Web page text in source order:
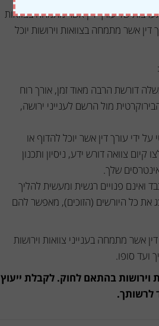
של עורך דין אשר מתמחה בצוואות
אשר מתמחה בצוואות וירושות יוכל
דורשת הרבה מאוד זמן, אורך רוח
מול הרשם לענייני ירושה,
ידי עורך דין אשר יוכל להדוף או
צוואה דורש ידע, ניסיון ותכנון
שלך.
ואינם פנויים רגשית ומעשית להליך
את כל היורשים (הזוכים), מאפשר להם
אשר מתמחה בענייני צוואות וירושות
ועד סופו.
וירושות בהתאם לחוק. לקבלת ייעוץ